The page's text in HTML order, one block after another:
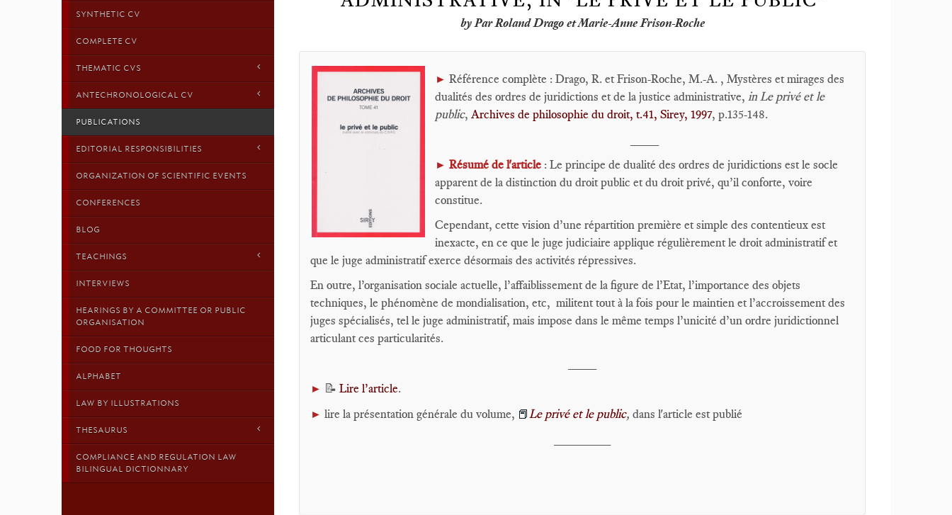
SYNTHETIC CV
COMPLETE CV
THEMATIC CVS
ANTECHRONOLOGICAL CV
PUBLICATIONS
EDITORIAL RESPONSIBILITIES
ORGANIZATION OF SCIENTIFIC EVENTS
CONFERENCES
BLOG
TEACHINGS
INTERVIEWS
HEARINGS BY A COMMITTEE OR PUBLIC
ORGANISATION
FOOD FOR THOUGHTS
ALPHABET
LAW BY ILLUSTRATIONS
THESAURUS
COMPLIANCE AND REGULATION LAW
BILINGUAL DICTIONNARY
by Par Roland Drago et Marie-Anne Frison-Roche
► Référence complète : Drago, R. et Frison-Roche, M.-A. , Mystères et mirages des
dualités des ordres de juridictions et de la justice administrative, in Le privé et le
public, Archives de philosophie du droit, t.41, Sirey, 1997, p.135-148.
► Résumé de l'article : Le principe de dualité des ordres de juridictions est le socle
apparent de la distinction du droit public et du droit privé, qu’il conforte, voire
constitue.
Cependant, cette vision d’une répartition première et simple des contentieux est
inexacte, en ce que le juge judiciaire applique régulièrement le droit administratif et
que le juge administratif exerce désormais des activités répressives.
En outre, l’organisation sociale actuelle, l’affaiblissement de la figure de l’Etat, l’importance des objets
techniques, le phénomène de mondialisation, etc, militent tout à la fois pour le maintien et l’accroissement des
juges spécialisés, tel le juge administratif, mais impose dans le même temps l’unicité d’un ordre juridictionnel
articulant ces particularités.
► 📝 Lire l’article.
► lire la présentation générale du volume, 📕Le privé et le public, dans l'article est publié